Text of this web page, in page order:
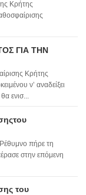
Κρήτης
ΓΙΑ ΤΗΝ
Κρήτης
ν’ αναδείξει
ενισ...
πήρε τη
στην επόμενη
του